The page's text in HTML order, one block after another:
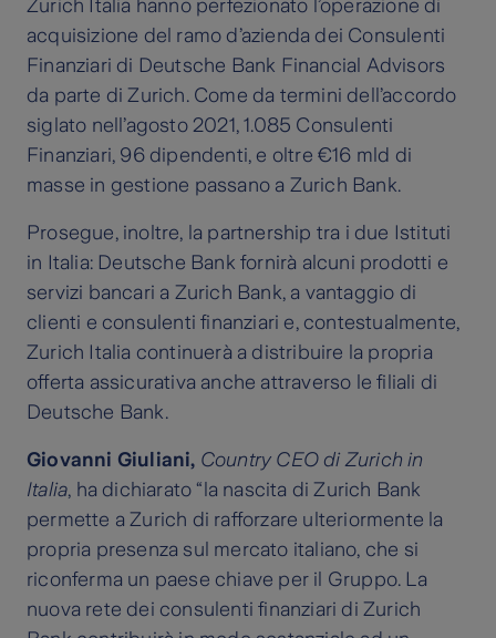
Zurich Italia hanno perfezionato l’operazione di
acquisizione del ramo d’azienda dei Consulenti
Finanziari di Deutsche Bank Financial Advisors
da parte di Zurich. Come da termini dell’accordo
siglato nell’agosto 2021, 1.085 Consulenti
Finanziari, 96 dipendenti, e oltre €16 mld di
masse in gestione passano a Zurich Bank.
Prosegue, inoltre, la partnership tra i due Istituti
in Italia: Deutsche Bank fornirà alcuni prodotti e
servizi bancari a Zurich Bank, a vantaggio di
clienti e consulenti finanziari e, contestualmente,
Zurich Italia continuerà a distribuire la propria
offerta assicurativa anche attraverso le filiali di
Deutsche Bank.
Giovanni Giuliani, Country CEO di Zurich in
Italia, ha dichiarato “la nascita di Zurich Bank
permette a Zurich di rafforzare ulteriormente la
propria presenza sul mercato italiano, che si
riconferma un paese chiave per il Gruppo. La
nuova rete dei consulenti finanziari di Zurich